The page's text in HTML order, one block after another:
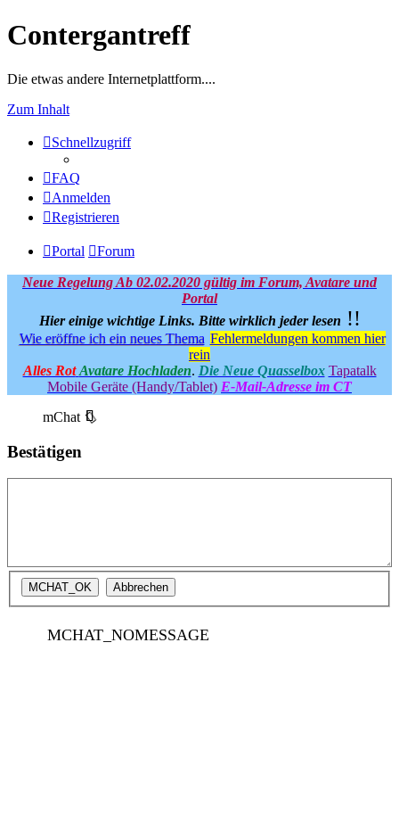
Contergantreff
Die etwas andere Internetplattform....
Zum Inhalt
Schnellzugriff
FAQ
Anmelden
Registrieren
Portal Forum
Neue Regelung Ab 02.02.2020 gültig im Forum, Avatare und
Portal
Hier einige wichtige Links. Bitte wirklich jeder lesen !!
Wie eröffne ich ein neues Thema Fehlermeldungen kommen hier
rein
Alles Rot Avatare Hochladen. Die Neue Quasselbox Tapatalk
Mobile Geräte (Handy/Tablet) E-Mail-Adresse im CT
mChat
Bestätigen
MCHAT_NOMESSAGE